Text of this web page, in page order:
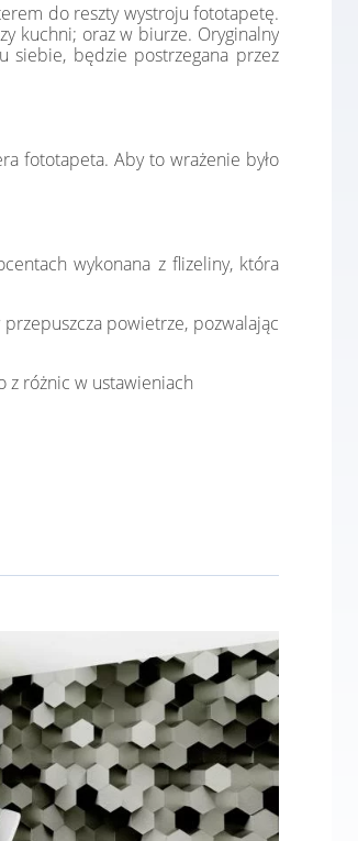
do reszty wystroju fototapetę.
kuchni; oraz w biurze. Oryginalny
siebie, będzie postrzegana przez
fototapeta. Aby to wrażenie było
wykonana z flizeliny, która
powietrze, pozwalając
z różnic w ustawieniach